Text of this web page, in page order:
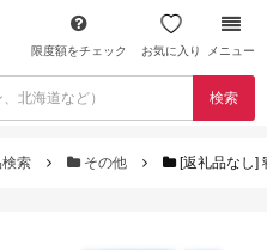
限度額をチェック お気に入り メニュー
検索
索 その他 [返礼品なし]